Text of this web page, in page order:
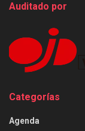
Auditado por
Categorías
Agenda